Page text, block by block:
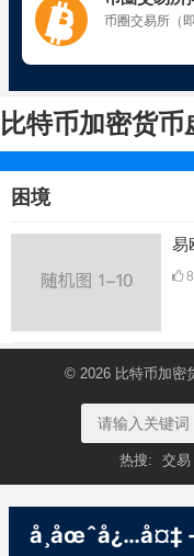
比特币加密货币
困境
易
© 2026 比特币加密
热搜: 交易